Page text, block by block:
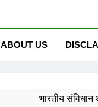
ABOUT US
भारतीय संविधान